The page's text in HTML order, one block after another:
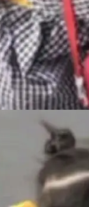
苹
，
P
M
搜
频
之
AI